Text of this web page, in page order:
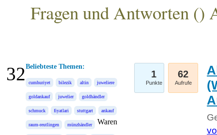
Fragen und Antworten ()
Beliebteste Themen:
cumhuriyet bilezik altin juweliere
goldankauf juwelier goldhändler
schmuck fiyatlari stuttgart ankauf
raum-reutlingen münzhändler Waren
1
Punkte
62
Aufrufe
32